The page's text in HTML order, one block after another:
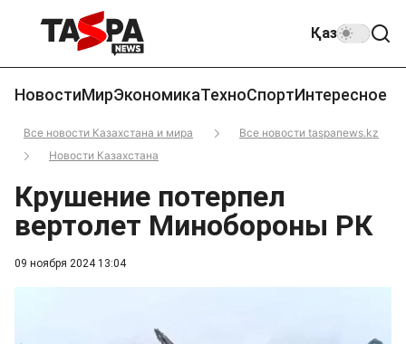
Қаз
НовостиМирЭкономикаТехноСпортИнтересное
Все новости Казахстана и мира
Все новости taspanews.kz
Новости Казахстана
09 ноября 2024 13:04
Крушение потерпел
вертолет Минобороны РК